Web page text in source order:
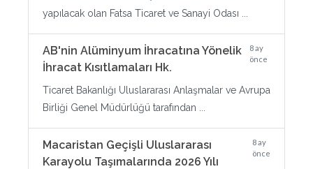
yapılacak olan Fatsa Ticaret ve Sanayi Odası ...
AB'nin Alüminyum İhracatına Yönelik
İhracat Kısıtlamaları Hk.
8 ay
önce
Ticaret Bakanlığı Uluslararası Anlaşmalar ve Avrupa
Birliği Genel Müdürlüğü tarafından ...
Macaristan Geçişli Uluslararası
Karayolu Taşımalarında 2026 Yılı
8 ay
önce